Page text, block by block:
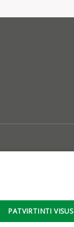
PATVIRTINTI VISUS